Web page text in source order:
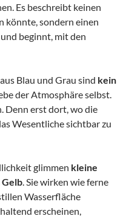
Es beschreibt keinen
könnte, sondern einen
beginnt, mit den
Blau und Grau sind kein
der Atmosphäre selbst.
Denn erst dort, wo die
Wesentliche sichtbar zu
glimmen kleine
Gelb. Sie wirken wie ferne
Wasserfläche
erscheinen,